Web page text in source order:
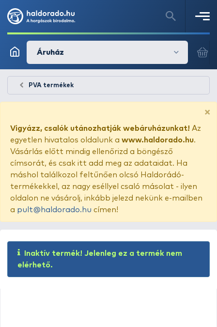
Áruház
PVA termékek
×
Vigyázz, csalók utánozhatják webáruházunkat! Az
egyetlen hivatalos oldalunk a www.haldorado.hu.
Vásárlás előtt mindig ellenőrizd a böngésző
címsorát, és csak itt add meg az adataidat. Ha
máshol találkozol feltűnően olcsó Haldorádó-
termékekkel, az nagy eséllyel csaló másolat - ilyen
oldalon ne vásárolj, inkább jelezd nekünk e-mailben
a pult@haldorado.hu címen!
Inaktív termék! Jelenleg ez a termék nem
elérhető.